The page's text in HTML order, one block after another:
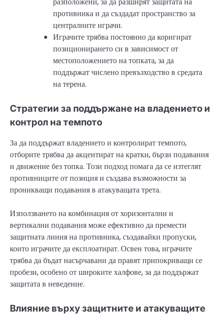
противника и да създадат пространство за
централните играчи.
Играчите трябва постоянно да коригират
позиционирането си в зависимост от
местоположението на топката, за да
поддържат числено превъзходство в средата
на терена.
Стратегии за поддържане на владението и
контрол на темпото
За да поддържат владението и контролират темпото,
отборите трябва да акцентират на кратки, бързи подавания
и движение без топка. Този подход помага да се изтеглят
противниците от позиция и създава възможности за
проникващи подавания в атакуващата трета.
Използването на комбинация от хоризонтални и
вертикални подавания може ефективно да премести
защитната линия на противника, създавайки пропуски,
които играчите да експлоатират. Освен това, играчите
трябва да бъдат насърчавани да правят припокриващи се
пробези, особено от широките халфове, за да поддържат
защитата в неведение.
Влияние върху защитните и атакуващите